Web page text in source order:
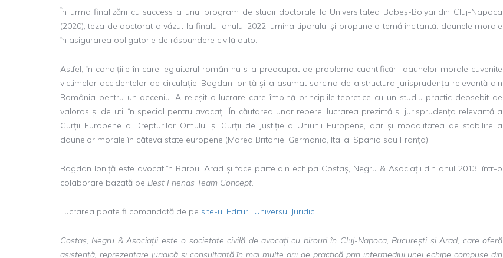
În urma finalizării cu success a unui program de studii doctorale la Universitatea Babeș-Bolyai din Cluj-Napoca
(2020), teza de doctorat a văzut la finalul anului 2022 lumina tiparului și propune o temă incitantă: daunele morale
în asigurarea obligatorie de răspundere civilă auto.
Astfel, în condițiile în care legiuitorul român nu s-a preocupat de problema cuantificării daunelor morale cuvenite
victimelor accidentelor de circulație, Bogdan Ioniță și-a asumat sarcina de a structura jurisprudența relevantă din
România pentru un deceniu. A reieșit o lucrare care îmbină principiile teoretice cu un studiu practic deosebit de
valoros și de util în special pentru avocați. În căutarea unor repere, lucrarea prezintă și jurisprudența relevantă a
Curții Europene a Drepturilor Omului și Curții de Justiție a Uniunii Europene, dar și modalitatea de stabilire a
daunelor morale în câteva state europene (Marea Britanie, Germania, Italia, Spania sau Franța).
Bogdan Ioniță este avocat în Baroul Arad și face parte din echipa Costaș, Negru & Asociații din anul 2013, într-o
colaborare bazată pe Best Friends Team Concept.
Lucrarea poate fi comandată de pe site-ul Editurii Universul Juridic.
Costaș, Negru & Asociații este o societate civilă de avocați cu birouri în Cluj-Napoca, București și Arad, care oferă
asistență, reprezentare juridică și consultanță în mai multe arii de practică prin intermediul unei echipe compuse din